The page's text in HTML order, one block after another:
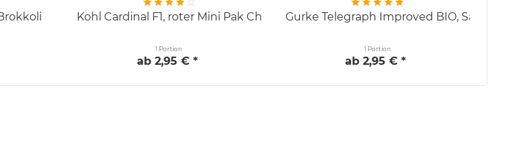
Kohl Cardinal F1, roter Mini Pak Choi
1 Portion
ab 2,95 € *
Gurke Telegraph Improved BIO, Salatgurke
1 Portion
ab 2,95 € *